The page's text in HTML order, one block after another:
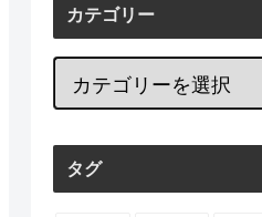
カテゴリー
タグ